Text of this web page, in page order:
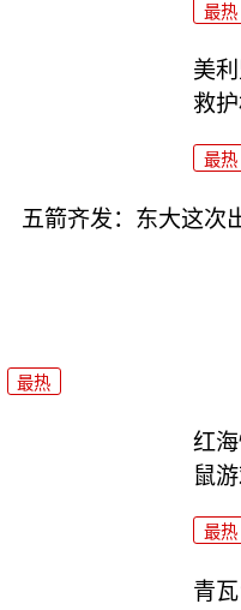
最热
美
救护
最热
五箭齐发：东大这次
最热
红
鼠
最热
青